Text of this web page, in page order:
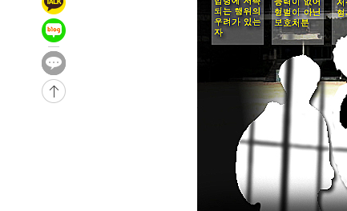
53분 전 >
이군이 불법 군시설 건설한 레바논 남부에서 레바논군 3명
1시간 전 >
[속보]美중부 사령관, 이스라엘 긴급방문 다중화된 전선
2시간 전 >
美 국방부, 켄달 전 공군장관 보안허가 취소…“에어포스원
론 누출”
2시간 전 >
‘축구의 신’ 아르헨티나 축구 선수 메시의 부친 지병 별세
2시간 전 >
“美 이란전 무기 소진…북한과 분쟁시 주한 미군 취약해질